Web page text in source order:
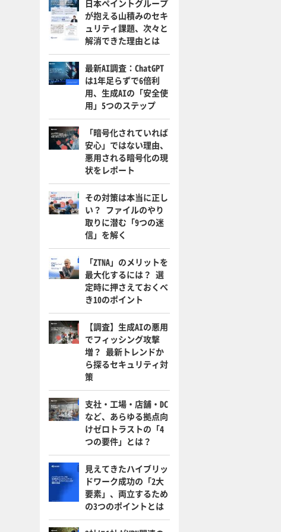
日本ペイントグループ
が抱える山積みのセキ
ュリティ課題、次々と
解消できた理由とは
最新AI調査：ChatGPT
は1年足らずで6倍利
用、生成AIの「安全使
用」5つのステップ
「暗号化されていれば
安心」ではない理由、
悪用される暗号化の現
状をレポート
その対策は本当に正し
い？ ファイルのやり
取りに潜む「9つの迷
信」を解く
「ZTNA」のメリットを
最大化するには？ 選
定時に押さえておくべ
き10のポイント
【調査】生成AIの悪用
でフィッシング攻撃
増？ 最新トレンドか
ら探るセキュリティ対
策
支社・工場・店舗・DC
など、あらゆる拠点向
けゼロトラストの「4
つの要件」とは？
見えてきたハイブリッ
ドワーク成功の「2大
要素」、両立するため
の3つのポイントとは